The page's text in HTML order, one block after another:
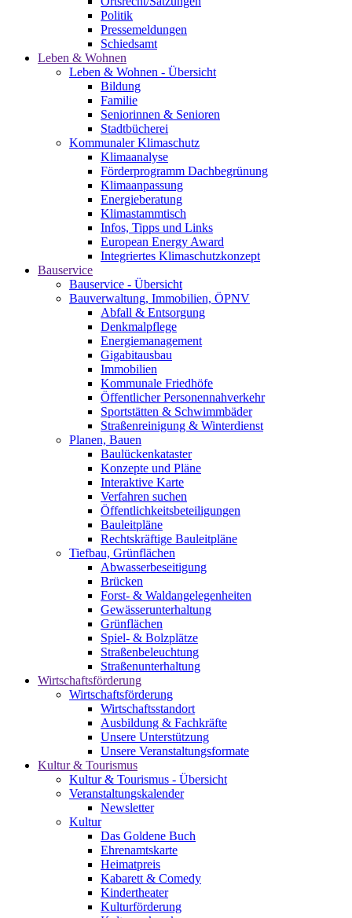
Politik
Pressemeldungen
Schiedsamt
Leben & Wohnen
Leben & Wohnen - Übersicht
Bildung
Familie
Seniorinnen & Senioren
Stadtbücherei
Kommunaler Klimaschutz
Klimaanalyse
Förderprogramm Dachbegrünung
Klimaanpassung
Energieberatung
Klimastammtisch
Infos, Tipps und Links
European Energy Award
Integriertes Klimaschutzkonzept
Bauservice
Bauservice - Übersicht
Bauverwaltung, Immobilien, ÖPNV
Abfall & Entsorgung
Denkmalpflege
Energiemanagement
Gigabitausbau
Immobilien
Kommunale Friedhöfe
Öffentlicher Personennahverkehr
Sportstätten & Schwimmbäder
Straßenreinigung & Winterdienst
Planen, Bauen
Baulückenkataster
Konzepte und Pläne
Interaktive Karte
Verfahren suchen
Öffentlichkeitsbeteiligungen
Bauleitpläne
Rechtskräftige Bauleitpläne
Tiefbau, Grünflächen
Abwasserbeseitigung
Brücken
Forst- & Waldangelegenheiten
Gewässerunterhaltung
Grünflächen
Spiel- & Bolzplätze
Straßenbeleuchtung
Straßenunterhaltung
Wirtschaftsförderung
Wirtschaftsförderung
Wirtschaftsstandort
Ausbildung & Fachkräfte
Unsere Unterstützung
Unsere Veranstaltungsformate
Kultur & Tourismus
Kultur & Tourismus - Übersicht
Veranstaltungskalender
Newsletter
Kultur
Das Goldene Buch
Ehrenamtskarte
Heimatpreis
Kabarett & Comedy
Kindertheater
Kulturförderung